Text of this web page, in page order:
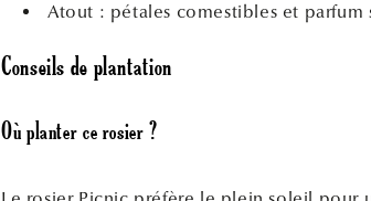
Atout : pétales comestibles et parfum
Conseils de plantation
Où planter ce rosier ?